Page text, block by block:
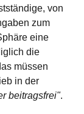
von
zum
eine
die
müssen
in der
beitrags­frei".